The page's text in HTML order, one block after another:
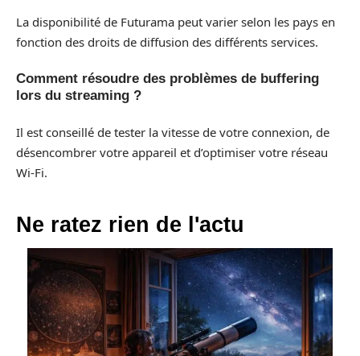
La disponibilité de Futurama peut varier selon les pays en
fonction des droits de diffusion des différents services.
Comment résoudre des problèmes de buffering
lors du streaming ?
Il est conseillé de tester la vitesse de votre connexion, de
désencombrer votre appareil et d’optimiser votre réseau
Wi-Fi.
Ne ratez rien de l'actu